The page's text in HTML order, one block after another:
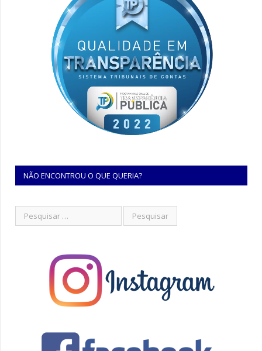
NÃO ENCONTROU O QUE QUERIA?